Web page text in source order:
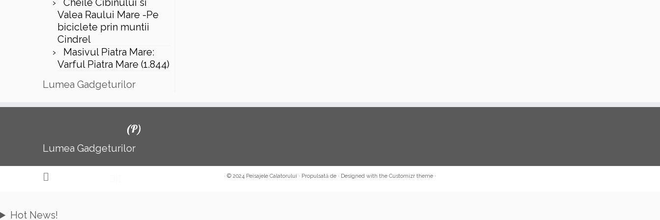
Cheile Cibinului si
Valea Raului Mare -Pe
biciclete prin muntii
Cindrel
Masivul Piatra Mare:
Varful Piatra Mare (1.844)
Lumea Gadgeturilor
(P)
Lumea Gadgeturilor
· © 2024 Peisajele Calatorului · Propulsată de · Designed with the Customizr theme ·
Hot News!